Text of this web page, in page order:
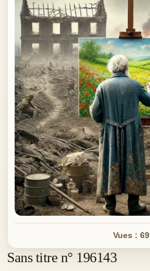
Vues : 69
Sans titre n° 196143